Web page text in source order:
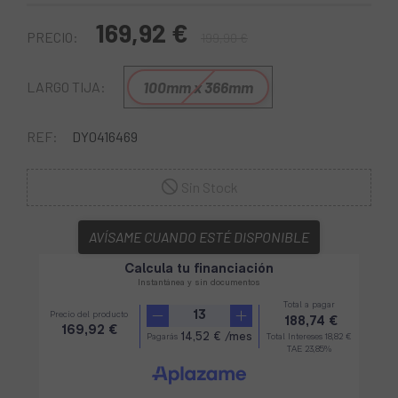
PRECIO: 169,92 €
LARGO TIJA: 100mm x 366mm
REF: DY0416469
AVÍSAME CUANDO ESTÉ DISPONIBLE